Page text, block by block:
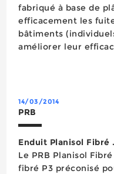
fabriqué à base de
efficacement les
bâtiments
améliorer leur
14/03/2014
PRB
Enduit Planisol Fibré .
Le PRB Planisol
fibré P3 préconisé